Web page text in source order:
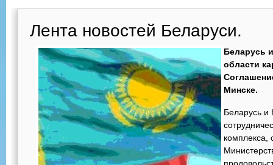
Лента новостей Беларуси.
Беларусь
области
Минске.
Беларусь и
комплекса,